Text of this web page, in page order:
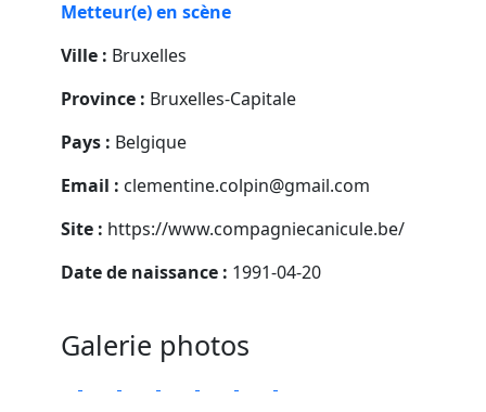
Metteur(e) en scène
Ville : Bruxelles
Province : Bruxelles-Capitale
Pays : Belgique
Email : clementine.colpin@gmail.com
Site : https://www.compagniecanicule.be/
Date de naissance : 1991-04-20
Galerie photos